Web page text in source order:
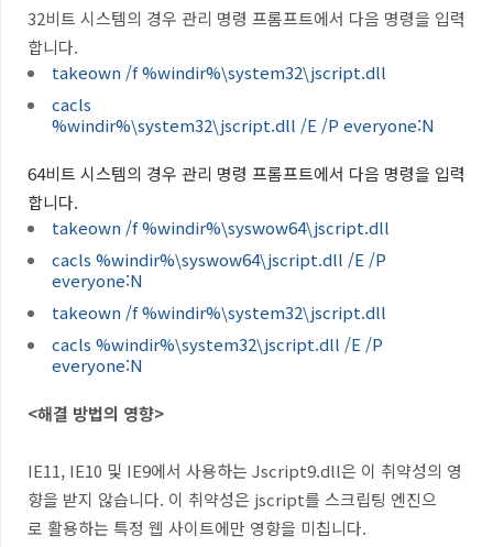
32비트 시스템의 경우 관리 명령 프롬프트에서 다음 명령을 입력
합니다.
takeown /f %windir%\system32\jscript.dll
cacls
%windir%\system32\jscript.dll /E /P everyone:N
64비트 시스템의 경우 관리 명령 프롬프트에서 다음 명령을 입력
합니다.
takeown /f %windir%\syswow64\jscript.dll
cacls %windir%\syswow64\jscript.dll /E /P
everyone:N
takeown /f %windir%\system32\jscript.dll
cacls %windir%\system32\jscript.dll /E /P
everyone:N
<해결 방법의 영향>
IE11, IE10 및 IE9에서 사용하는 Jscript9.dll은 이 취약성의 영
향을 받지 않습니다. 이 취약성은 jscript를 스크립팅 엔진으
로 활용하는 특정 웹 사이트에만 영향을 미칩니다.